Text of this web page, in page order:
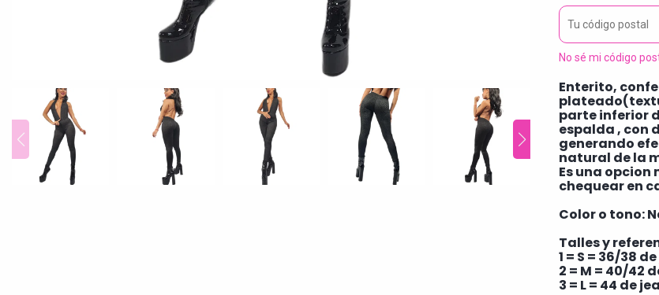
No sé mi código
Enterito,
parte inferior
espalda , con
generando
natural de la
Es una opcion
chequear en
Color o tono:
Talles y
1 = S = 36/38
2 = M = 40/42
3 = L = 44 de